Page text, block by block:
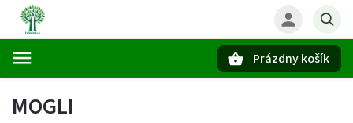
Prázdny košík
MOGLI